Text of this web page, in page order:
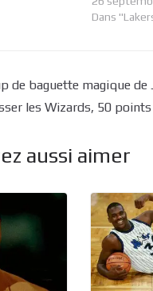
Dans
de baguette magique de
les Wizards, 50 points
aussi aimer